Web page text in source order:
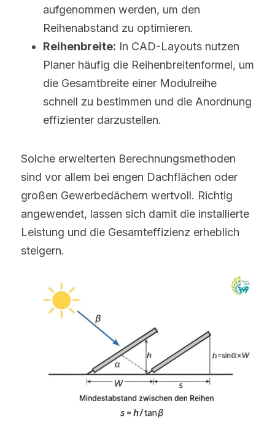
aufgenommen werden, um den
Reihenabstand zu optimieren.
Reihenbreite: In CAD-Layouts nutzen
Planer häufig die Reihenbreitenformel, um
die Gesamtbreite einer Modulreihe
schnell zu bestimmen und die Anordnung
effizienter darzustellen.
Solche erweiterten Berechnungsmethoden
sind vor allem bei engen Dachflächen oder
großen Gewerbedächern wertvoll. Richtig
angewendet, lassen sich damit die installierte
Leistung und die Gesamteffizienz erheblich
steigern.